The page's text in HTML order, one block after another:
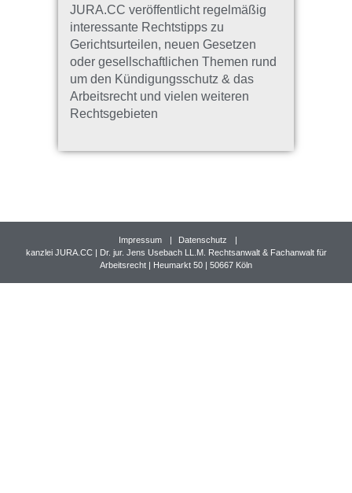
JURA.CC veröffentlicht regelmäßig
interessante Rechtstipps zu
Gerichtsurteilen, neuen Gesetzen
oder gesellschaftlichen Themen rund
um den Kündigungsschutz & das
Arbeitsrecht und vielen weiteren
Rechtsgebieten
Impressum
Datenschutz
kanzlei JURA.CC | Dr. jur. Jens Usebach LL.M. Rechtsanwalt & Fachanwalt für
Arbeitsrecht | Heumarkt 50 | 50667 Köln